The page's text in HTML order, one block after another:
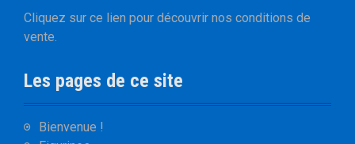
Cliquez sur ce lien pour découvrir nos conditions de
vente.
Les pages de ce site
Bienvenue !